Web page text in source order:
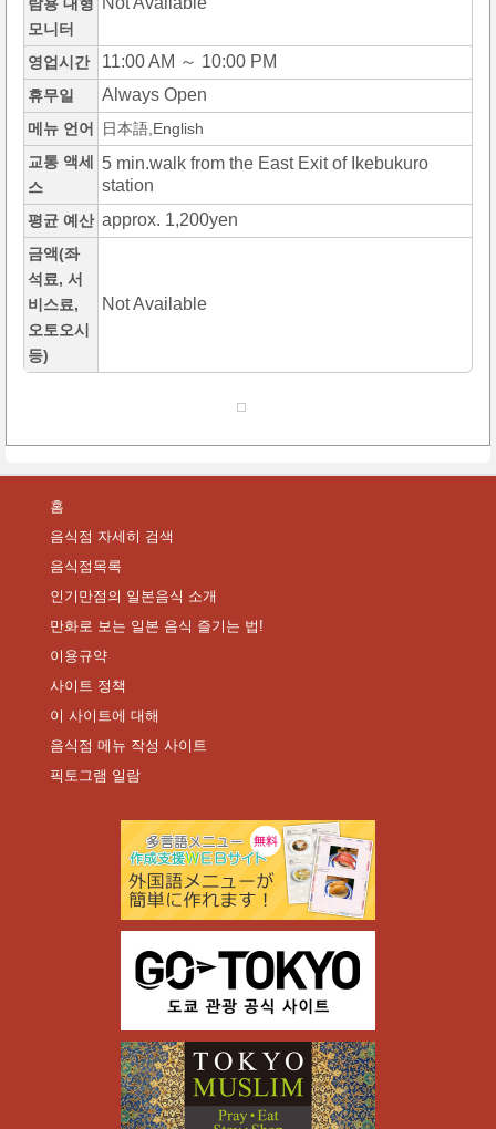
람용 대형
모니터
영업시간 11:00 AM ～ 10:00 PM
휴무일 Always Open
메뉴 언어
日本語,English
교통 액세
스
5 min.walk from the East Exit of Ikebukuro
station
평균 예산 approx. 1,200yen
금액(좌
석료, 서
비스료,
오토오시
등)
Not Available
홈
음식점 자세히 검색
음식점목록
인기만점의 일본음식 소개
만화로 보는 일본 음식 즐기는 법!
이용규약
사이트 정책
이 사이트에 대해
음식점 메뉴 작성 사이트
픽토그램 일람